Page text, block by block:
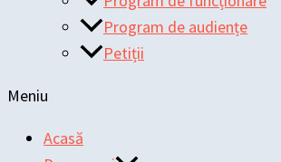
Program de audiențe
Petiții
Meniu
Acasă